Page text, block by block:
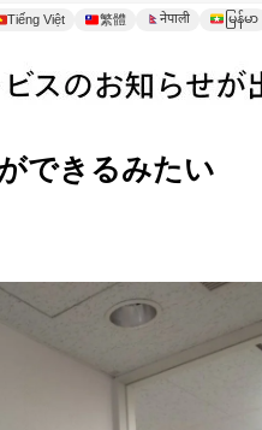
Tiếng Việt 繁體 नेपाली မြန်မာ
できるみたい